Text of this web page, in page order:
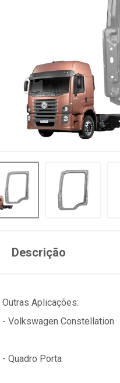
Descrição
Outras Aplicações:
- Volkswagen Constellation
- Quadro Porta